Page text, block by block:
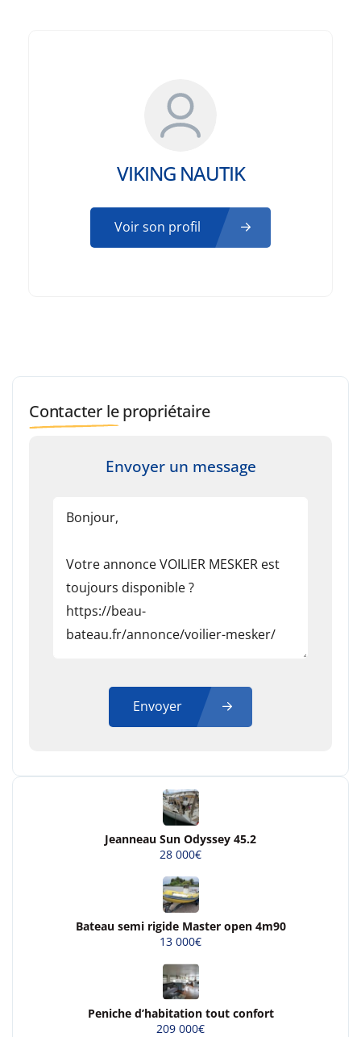
VIKING NAUTIK
Voir son profil
Contacter le propriétaire
Envoyer un message
Envoyer
Jeanneau Sun Odyssey 45.2
28 000€
Bateau semi rigide Master open 4m90
13 000€
Peniche d’habitation tout confort
209 000€